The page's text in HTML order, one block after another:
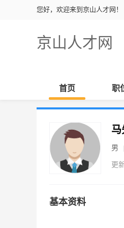
您好，欢迎来到京山人才网！
京山人才网
首页 职
马
男
更
基本资料